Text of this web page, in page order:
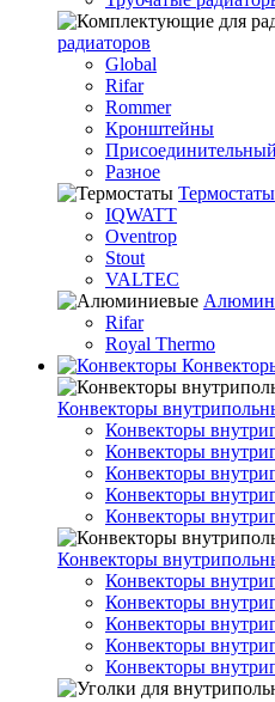
радиаторов
Global
Rifar
Rommer
Кронштейны
Разное
Термостаты
IQWATT
Oventrop
Stout
VALTEC
Rifar
Royal Thermo
Конвекторы
Конвекторы
Конвекторы
Конвекторы
Конвекторы
Конвекторы
Конвекторы
Конвекторы
Конвекторы
Конвекторы
Конвекторы
Конвекторы